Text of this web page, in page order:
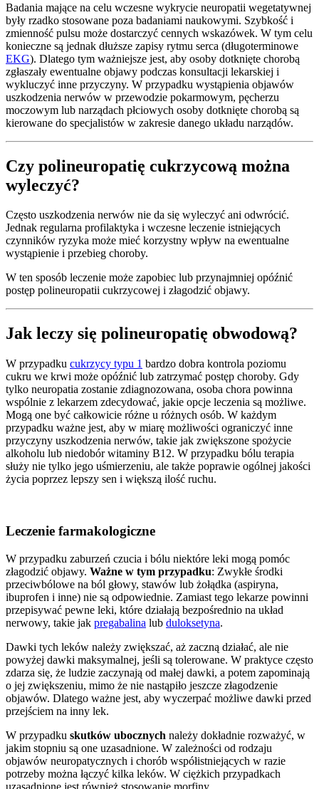
Badania mające na celu wczesne wykrycie neuropatii wegetatywnej
były rzadko stosowane poza badaniami naukowymi. Szybkość i
zmienność pulsu może dostarczyć cennych wskazówek. W tym celu
konieczne są jednak dłuższe zapisy rytmu serca (długoterminowe
EKG). Dlatego tym ważniejsze jest, aby osoby dotknięte chorobą
zgłaszały ewentualne objawy podczas konsultacji lekarskiej i
wykluczyć inne przyczyny. W przypadku wystąpienia objawów
uszkodzenia nerwów w przewodzie pokarmowym, pęcherzu
moczowym lub narządach płciowych osoby dotknięte chorobą są
kierowane do specjalistów w zakresie danego układu narządów.
Czy polineuropatię cukrzycową można
wyleczyć?
Często uszkodzenia nerwów nie da się wyleczyć ani odwrócić.
Jednak regularna profilaktyka i wczesne leczenie istniejących
czynników ryzyka może mieć korzystny wpływ na ewentualne
wystąpienie i przebieg choroby.
W ten sposób leczenie może zapobiec lub przynajmniej opóźnić
postęp polineuropatii cukrzycowej i złagodzić objawy.
Jak leczy się polineuropatię obwodową?
W przypadku cukrzycy typu 1 bardzo dobra kontrola poziomu
cukru we krwi może opóźnić lub zatrzymać postęp choroby. Gdy
tylko neuropatia zostanie zdiagnozowana, osoba chora powinna
wspólnie z lekarzem zdecydować, jakie opcje leczenia są możliwe.
Mogą one być całkowicie różne u różnych osób. W każdym
przypadku ważne jest, aby w miarę możliwości ograniczyć inne
przyczyny uszkodzenia nerwów, takie jak zwiększone spożycie
alkoholu lub niedobór witaminy B12. W przypadku bólu terapia
służy nie tylko jego uśmierzeniu, ale także poprawie ogólnej jakości
życia poprzez lepszy sen i większą ilość ruchu.
Leczenie farmakologiczne
W przypadku zaburzeń czucia i bólu niektóre leki mogą pomóc
złagodzić objawy. Ważne w tym przypadku: Zwykłe środki
przeciwbólowe na ból głowy, stawów lub żołądka (aspiryna,
ibuprofen i inne) nie są odpowiednie. Zamiast tego lekarze powinni
przepisywać pewne leki, które działają bezpośrednio na układ
nerwowy, takie jak pregabalina lub duloksetyna.
Dawki tych leków należy zwiększać, aż zaczną działać, ale nie
powyżej dawki maksymalnej, jeśli są tolerowane. W praktyce często
zdarza się, że ludzie zaczynają od małej dawki, a potem zapominają
o jej zwiększeniu, mimo że nie nastąpiło jeszcze złagodzenie
objawów. Dlatego ważne jest, aby wyczerpać możliwe dawki przed
przejściem na inny lek.
W przypadku skutków ubocznych należy dokładnie rozważyć, w
jakim stopniu są one uzasadnione. W zależności od rodzaju
objawów neuropatycznych i chorób współistniejących w razie
potrzeby można łączyć kilka leków. W ciężkich przypadkach
uzasadnione jest również stosowanie morfiny.